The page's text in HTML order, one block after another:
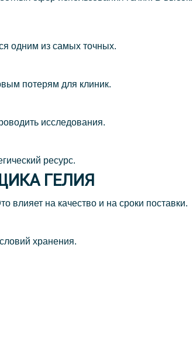
одним из самых точных.
потерям для клиник.
исследования.
ресурс.
ГЕЛИЯ
влияет на качество и на сроки поставки.
хранения.